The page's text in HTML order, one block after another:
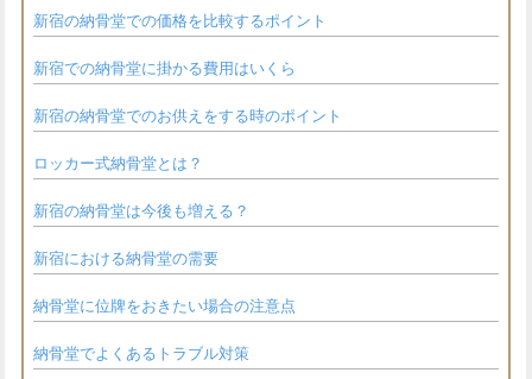
新宿の納骨堂での価格を比較するポイント
新宿での納骨堂に掛かる費用はいくら
新宿の納骨堂でのお供えをする時のポイント
ロッカー式納骨堂とは？
新宿の納骨堂は今後も増える？
新宿における納骨堂の需要
納骨堂に位牌をおきたい場合の注意点
納骨堂でよくあるトラブル対策